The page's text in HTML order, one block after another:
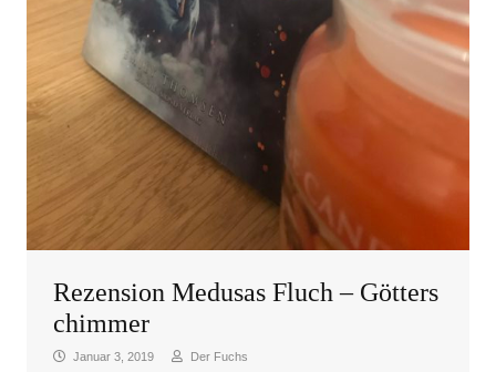
Rezension Medusas Fluch – Götters
chimmer
Januar 3, 2019 Der Fuchs